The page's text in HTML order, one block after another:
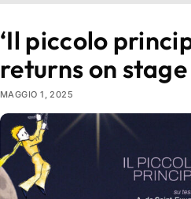
‘Il piccolo
returns on stage
MAGGIO 1, 2025